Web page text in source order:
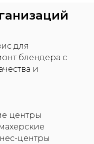
для
блендера с
и
центры
центры